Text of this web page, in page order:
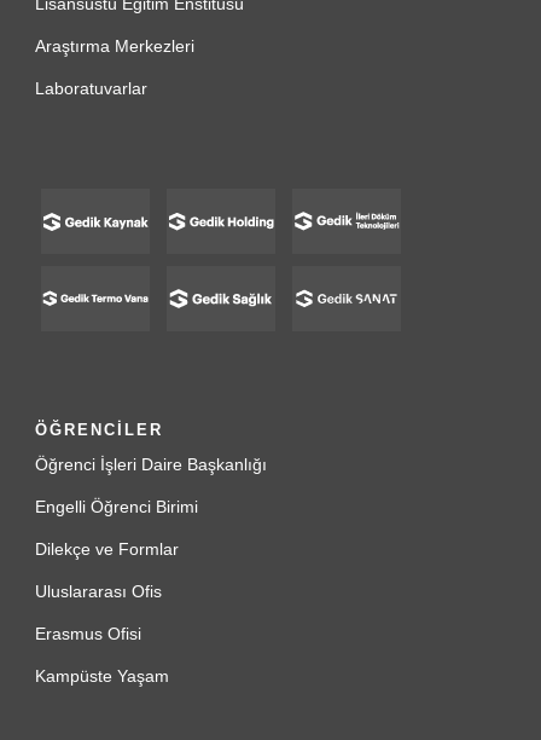
Araştırma Merkezleri
Laboratuvarlar
ÖĞRENCİLER
Öğrenci İşleri Daire Başkanlığı
Engelli Öğrenci Birimi
Dilekçe ve Formlar
Uluslararası Ofis
Erasmus Ofisi
Kampüste Yaşam